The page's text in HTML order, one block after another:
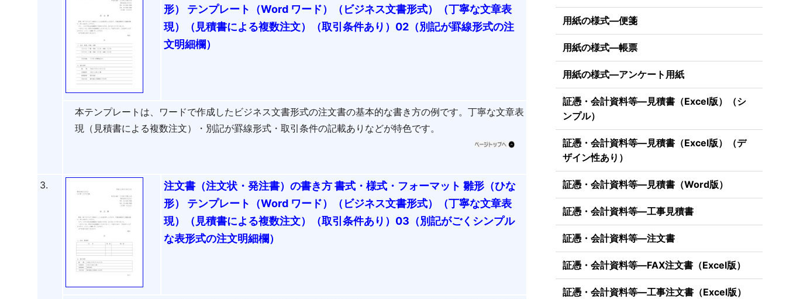
形） テンプレート（Word ワード）（ビジネス文書形式）（丁寧な文章表
現）（見積書による複数注文）（取引条件あり）02（別記が罫線形式の注
文明細欄）
本テンプレートは、ワードで作成したビジネス文書形式の注文書の基本的な書き方の例です。丁寧な文章表
現（見積書による複数注文）・別記が罫線形式・取引条件の記載ありなどが特色です。
3.
注文書（注文状・発注書）の書き方 書式・様式・フォーマット 雛形（ひな
形） テンプレート（Word ワード）（ビジネス文書形式）（丁寧な文章表
現）（見積書による複数注文）（取引条件あり）03（別記がごくシンプル
な表形式の注文明細欄）
用紙の様式―便箋
用紙の様式―帳票
用紙の様式―アンケート用紙
証憑・会計資料等―見積書（Excel版）（シ
ンプル）
証憑・会計資料等―見積書（Excel版）（デ
ザイン性あり）
証憑・会計資料等―見積書（Word版）
証憑・会計資料等―工事見積書
証憑・会計資料等―注文書
証憑・会計資料等―FAX注文書（Excel版）
証憑・会計資料等―工事注文書（Excel版）